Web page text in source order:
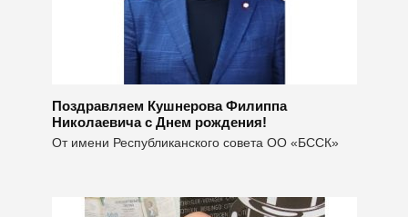
Поздравляем Кушнерова Филиппа
Николаевича с Днем рождения!
От имени Республиканского совета ОО «БССК»